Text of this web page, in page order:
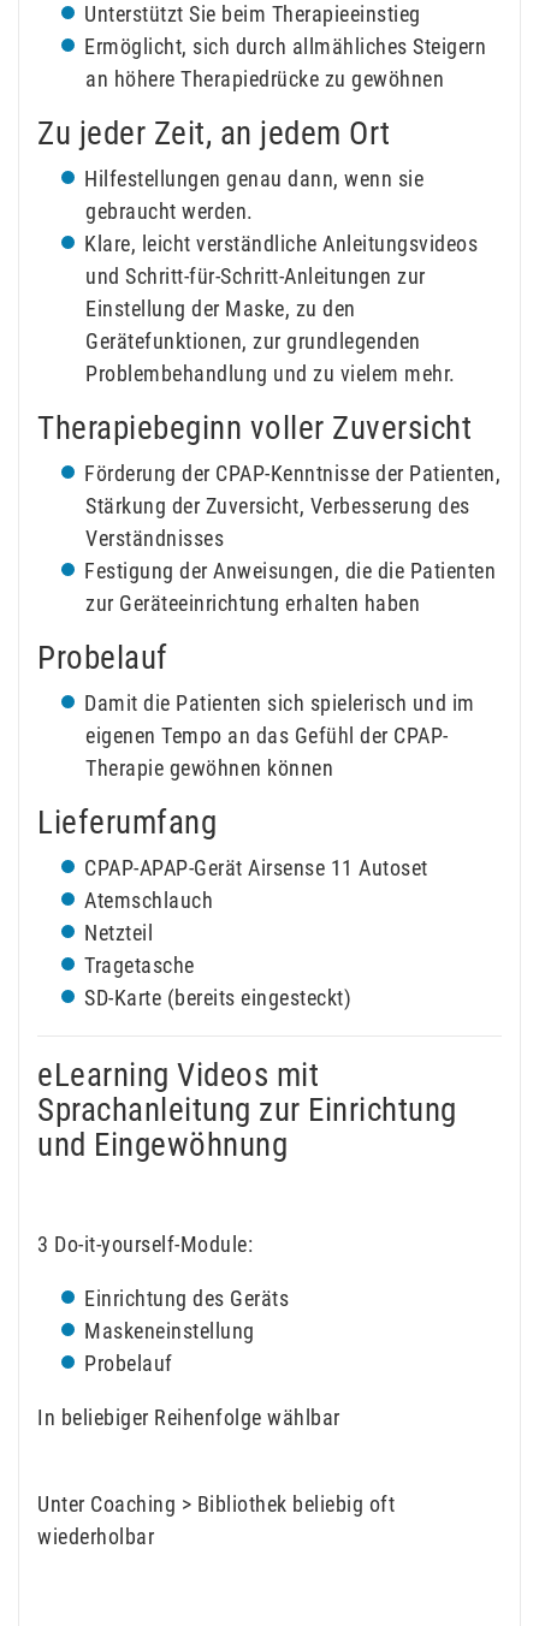
Unterstützt Sie beim Therapieeinstieg
Ermöglicht, sich durch allmähliches Steigern
an höhere Therapiedrücke zu gewöhnen
Zu jeder Zeit, an jedem Ort
Hilfestellungen genau dann, wenn sie
gebraucht werden.
Klare, leicht verständliche Anleitungsvideos
und Schritt-für-Schritt-Anleitungen zur
Einstellung der Maske, zu den
Gerätefunktionen, zur grundlegenden
Problembehandlung und zu vielem mehr.
Therapiebeginn voller Zuversicht
Förderung der CPAP-Kenntnisse der Patienten,
Stärkung der Zuversicht, Verbesserung des
Verständnisses
Festigung der Anweisungen, die die Patienten
zur Geräteeinrichtung erhalten haben
Probelauf
Damit die Patienten sich spielerisch und im
eigenen Tempo an das Gefühl der CPAP-
Therapie gewöhnen können
Lieferumfang
CPAP-APAP-Gerät Airsense 11 Autoset
Atemschlauch
Netzteil
Tragetasche
SD-Karte (bereits eingesteckt)
eLearning Videos mit
Sprachanleitung zur Einrichtung
und Eingewöhnung
3 Do-it-yourself-Module:
Einrichtung des Geräts
Maskeneinstellung
Probelauf
In beliebiger Reihenfolge wählbar
Unter Coaching > Bibliothek beliebig oft
wiederholbar